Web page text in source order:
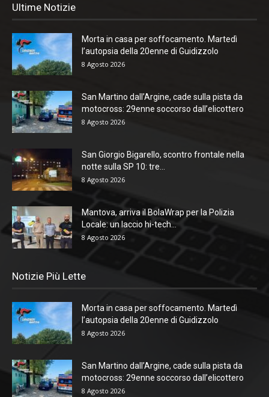
Ultime Notizie
Morta in casa per soffocamento. Martedì
l’autopsia della 20enne di Guidizzolo
8 Agosto 2026
San Martino dall’Argine, cade sulla pista da
motocross: 29enne soccorso dall’elicottero
8 Agosto 2026
San Giorgio Bigarello, scontro frontale nella
notte sulla SP 10: tre...
8 Agosto 2026
Mantova, arriva il BolaWrap per la Polizia
Locale: un laccio hi-tech...
8 Agosto 2026
Notizie Più Lette
Morta in casa per soffocamento. Martedì
l’autopsia della 20enne di Guidizzolo
8 Agosto 2026
San Martino dall’Argine, cade sulla pista da
motocross: 29enne soccorso dall’elicottero
8 Agosto 2026